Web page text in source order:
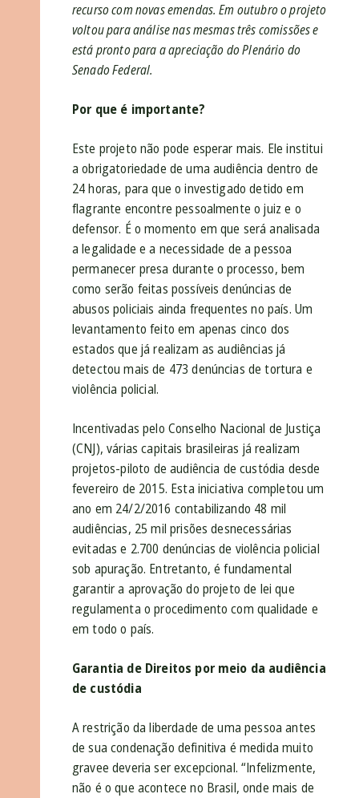
recurso com novas emendas. Em outubro o projeto
voltou para análise nas mesmas três comissões e
está pronto para a apreciação do Plenário do
Senado Federal.
Por que é importante?
Este projeto não pode esperar mais. Ele institui
a obrigatoriedade de uma audiência dentro de
24 horas, para que o investigado detido em
flagrante encontre pessoalmente o juiz e o
defensor. É o momento em que será analisada
a legalidade e a necessidade de a pessoa
permanecer presa durante o processo, bem
como serão feitas possíveis denúncias de
abusos policiais ainda frequentes no país. Um
levantamento feito em apenas cinco dos
estados que já realizam as audiências já
detectou mais de 473 denúncias de tortura e
violência policial.
Incentivadas pelo Conselho Nacional de Justiça
(CNJ), várias capitais brasileiras já realizam
projetos-piloto de audiência de custódia desde
fevereiro de 2015. Esta iniciativa completou um
ano em 24/2/2016 contabilizando 48 mil
audiências, 25 mil prisões desnecessárias
evitadas e 2.700 denúncias de violência policial
sob apuração. Entretanto, é fundamental
garantir a aprovação do projeto de lei que
regulamenta o procedimento com qualidade e
em todo o país.
Garantia de Direitos por meio da audiência
de custódia
A restrição da liberdade de uma pessoa antes
de sua condenação definitiva é medida muito
gravee deveria ser excepcional. “Infelizmente,
não é o que acontece no Brasil, onde mais de